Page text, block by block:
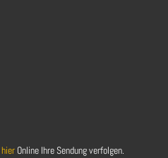
hier Online Ihre Sendung verfolgen.